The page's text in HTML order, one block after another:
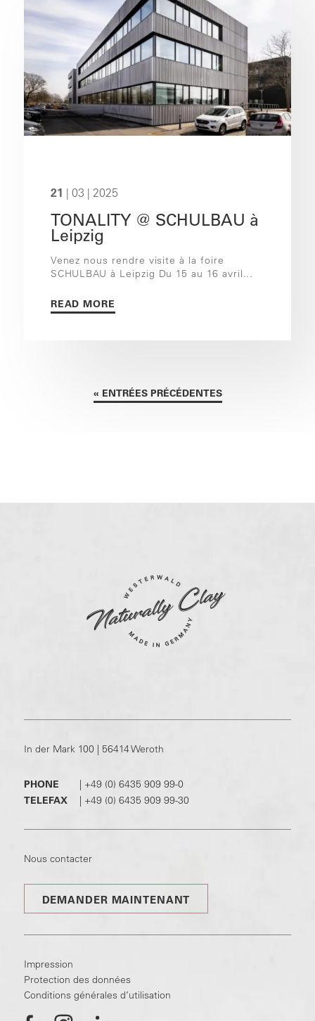
21 | 03 | 2025
TONALITY @ SCHULBAU à
Leipzig
Venez nous rendre visite à la foire
SCHULBAU à Leipzig Du 15 au 16 avril...
READ MORE
« ENTRÉES PRÉCÉDENTES
In der Mark 100 | 56414 Weroth
PHONE | +49 (0) 6435 909 99-0
TELEFAX
| +49 (0) 6435 909 99-30
Nous contacter
DEMANDER MAINTENANT
Impression
Protection des données
Conditions générales d’utilisation